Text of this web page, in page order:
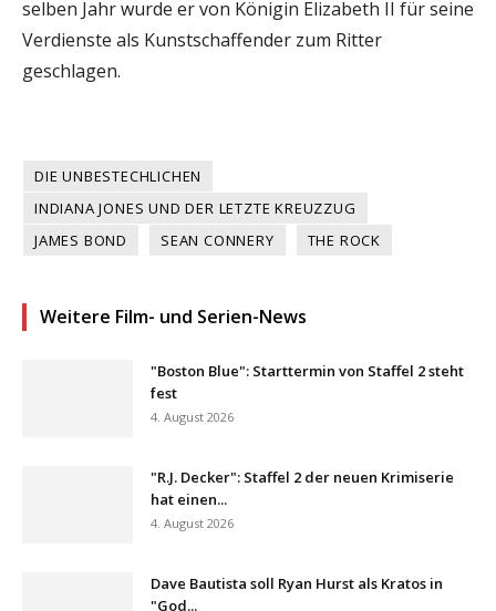
selben Jahr wurde er von Königin Elizabeth II für seine
Verdienste als Kunstschaffender zum Ritter
geschlagen.
DIE UNBESTECHLICHEN
INDIANA JONES UND DER LETZTE KREUZZUG
JAMES BOND
SEAN CONNERY THE ROCK
Weitere Film- und Serien-News
"Boston Blue": Starttermin von Staffel 2 steht
fest
4. August 2026
"R.J. Decker": Staffel 2 der neuen Krimiserie
hat einen...
4. August 2026
Dave Bautista soll Ryan Hurst als Kratos in
"God...